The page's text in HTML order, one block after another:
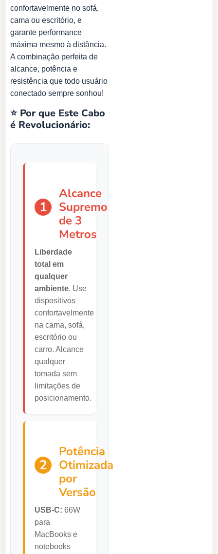
confortavelmente no sofá,
cama ou escritório, e
garante performance
máxima mesmo à distância.
A combinação perfeita de
alcance, potência e
resistência que todo usuário
conectado sempre sonhou!
⭐ Por que Este Cabo
é Revolucionário:
1
Alcance
Supremo
de 3
Metros
Liberdade
total em
qualquer
ambiente. Use
dispositivos
confortavelmente
na cama, sofá,
escritório ou
carro. Alcance
qualquer
tomada sem
limitações de
posicionamento.
2
Potência
Otimizada
por
Versão
USB-C: 66W
para
MacBooks e
notebooks